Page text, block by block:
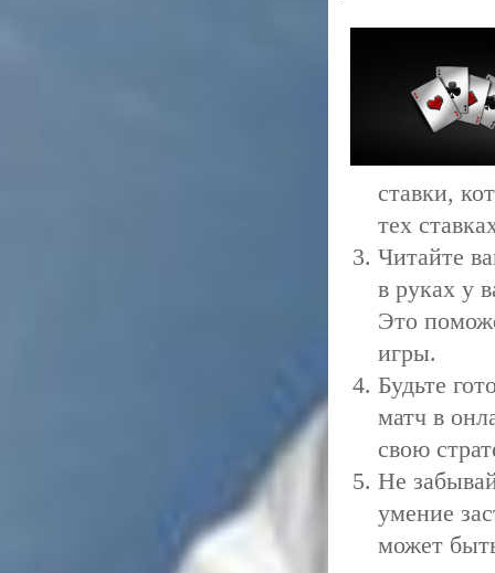
ставки,
тех
Читайте
в руках у
Это
игры.
Будьте
матч в
свою
Не
умение
может